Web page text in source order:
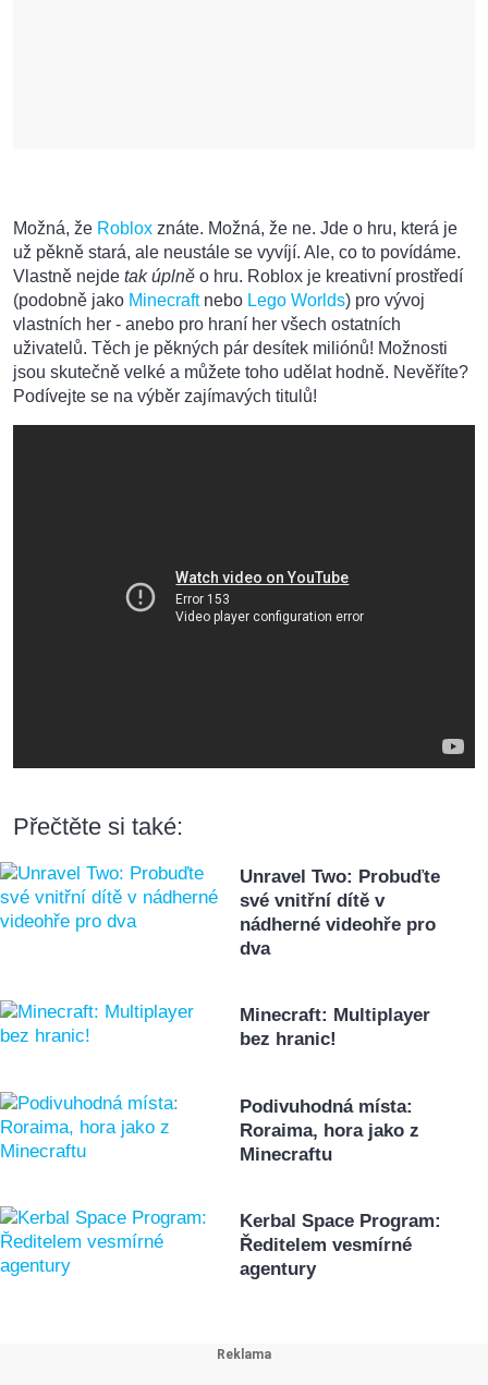
Možná, že Roblox znáte. Možná, že ne. Jde o hru, která je
už pěkně stará, ale neustále se vyvíjí. Ale, co to povídáme.
Vlastně nejde tak úplně o hru. Roblox je kreativní prostředí
(podobně jako Minecraftnebo Lego Worlds) pro vývoj
vlastních her - anebo pro hraní her všech ostatních
uživatelů. Těch je pěkných pár desítek miliónů! Možnosti
jsou skutečně velké a můžete toho udělat hodně. Nevěříte?
Podívejte se na výběr zajímavých titulů!
Přečtěte si také:
Unravel Two: Probuďte
své vnitřní dítě v
nádherné videohře pro
dva
Minecraft: Multiplayer
bez hranic!
Podivuhodná místa:
Roraima, hora jako z
Minecraftu
Kerbal Space Program:
Ředitelem vesmírné
agentury